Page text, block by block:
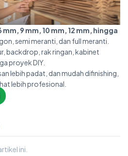
mm, 9 mm, 10 mm, 12 mm, hingga
semi meranti, dan full meranti.
backdrop, rak ringan, kabinet
proyek DIY.
lebih padat, dan mudah difinishing,
lebih profesional.
ini.